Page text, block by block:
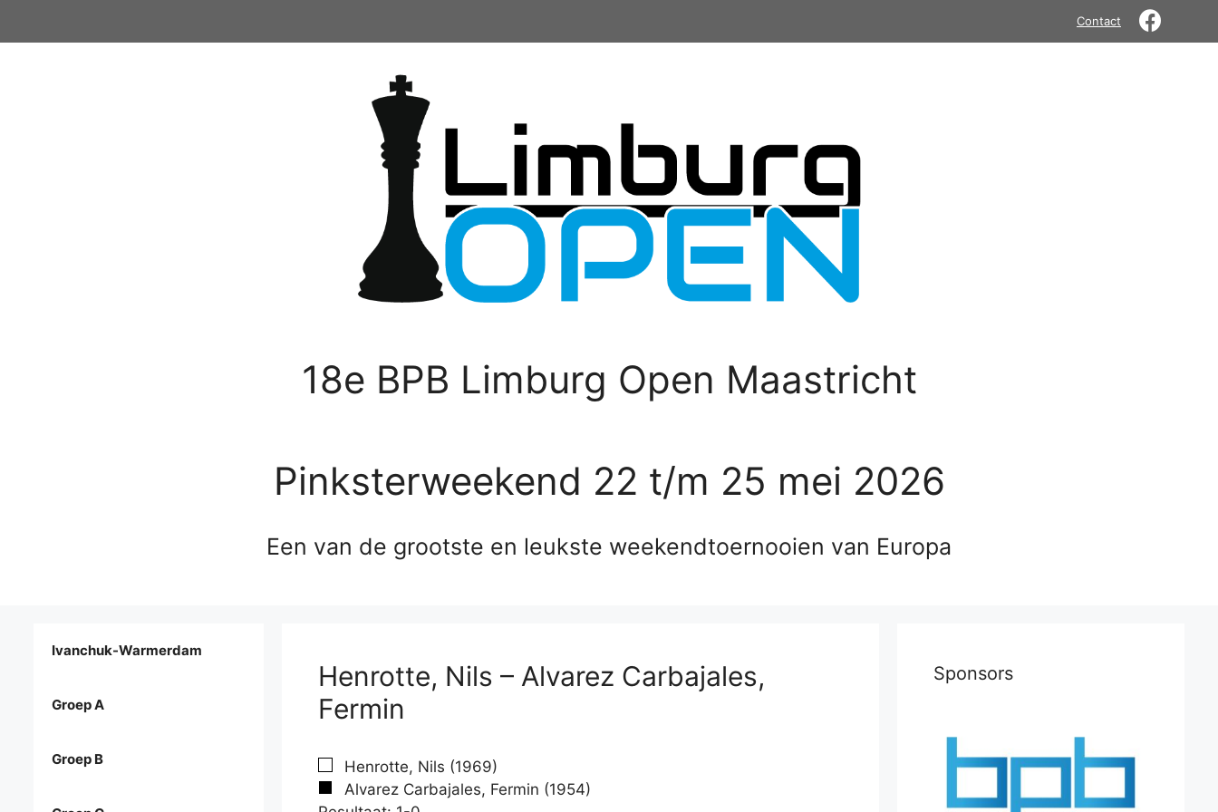
Contact
18e BPB Limburg Open Maastricht
Pinksterweekend 22 t/m 25 mei 2026
Een van de grootste en leukste weekendtoernooien van Europa
Henrotte, Nils – Alvarez Carbajales,
Fermin
Henrotte, Nils (1969)
Alvarez Carbajales, Fermin (1954)
Ivanchuk-Warmerdam
Groep A
Groep B
Sponsors